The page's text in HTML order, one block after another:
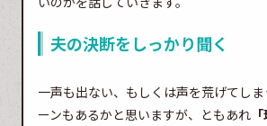
夫の決断をしっかり聞く
一声も出ない、もしくは声を荒げてし
ーンもあるかと思いますが、ともあれ「